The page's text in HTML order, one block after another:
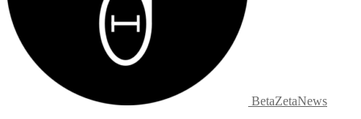
BetaZetaNews